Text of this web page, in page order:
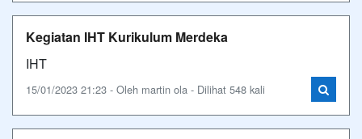
Kegiatan IHT Kurikulum Merdeka
IHT
15/01/2023 21:23 - Oleh martin ola - Dilihat 548 kali